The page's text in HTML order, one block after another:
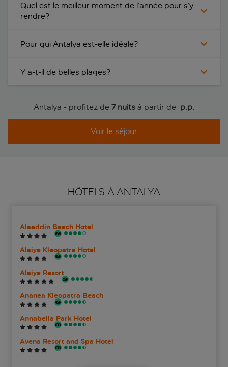
Quel est le meilleur moment de l’année pour s’y
rendre?
Pour qui Antalya est-elle idéale?
Y a-t-il de belles plages?
Antalya - profitez de 7 nuits à partir de p.p.
Voir le séjour
HÔTELS À ANTALYA
Alaaddin Beach Hotel
Alaiye Kleopatra Hotel
Alaiye Resort
Ananea Kleopatra Beach
Annabella Park Hotel
Avena Resort and Spa Hotel